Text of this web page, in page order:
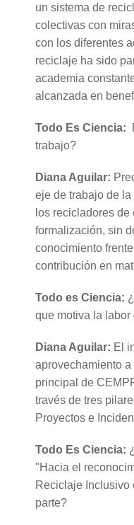
un sistema de
colectivas con
con los diferentes
reciclaje ha sido
academia
alcanzada en
Todo Es Ciencia:
trabajo?
Diana Aguilar:
eje de trabajo de
los recicladores
formalización, sin
conocimiento
contribución en
Todo es Ciencia:
que motiva la
Diana Aguilar: El
aprovechamiento
principal de
través de tres
Proyectos e
Todo Es Ciencia:
"Hacia el
Reciclaje Inclusivo
parte?